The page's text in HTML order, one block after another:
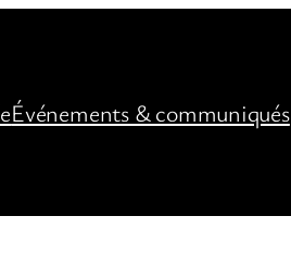
Événements & communiqués